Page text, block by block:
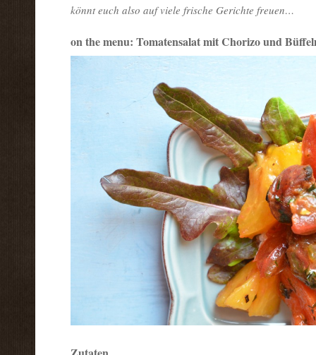
könnt euch also auf viele frische Gerichte freuen…
on the menu: Tomatensalat mit Chorizo und